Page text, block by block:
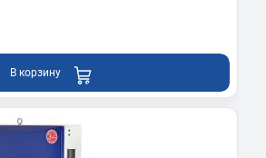
В корзину